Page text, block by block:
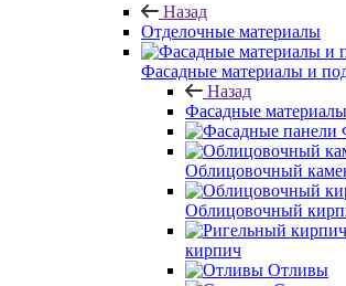
Назад
Отделочные материалы
Фасадные материалы и
Назад
Фасадные
Облицовочный
Облицовочный
кирпич
Отливы